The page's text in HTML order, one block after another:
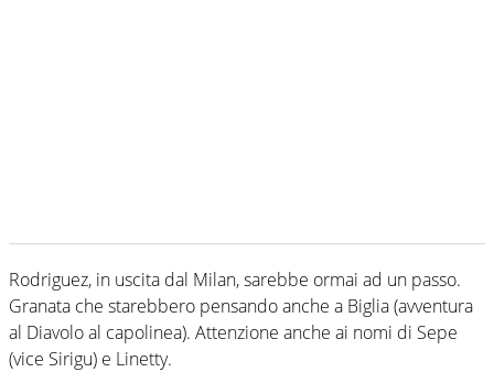
Rodriguez, in uscita dal Milan, sarebbe ormai ad un passo.
Granata che starebbero pensando anche a Biglia (avventura
al Diavolo al capolinea). Attenzione anche ai nomi di Sepe
(vice Sirigu) e Linetty.